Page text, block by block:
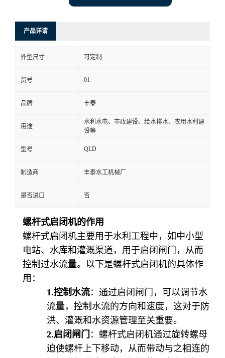
产品详请
外型尺寸 可定制
货号 01
品牌 丰泰
用途
水利水电、市政建设、给水排水、农用水利建
设等
型号 QLD
制造商 丰泰水工机械厂
是否进口 否
螺杆式启闭机的作用
螺杆式启闭机主要用于水利工程中，如中小型
电站、水库和灌溉渠道，用于启闭闸门，从而
控制过水流量。以下是螺杆式启闭机的具体作
用：
1.控制水流：通过启闭闸门，可以调节水
流量，控制水流的方向和速度，这对于防
洪、灌溉和水资源管理至关重要。
2.启闭闸门
：螺杆式启闭机通过旋转螺母
迫使螺杆上下移动，从而带动与之相连的